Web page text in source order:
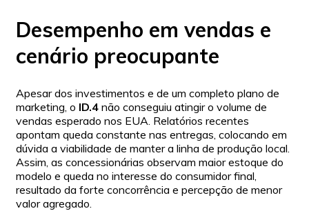
Desempenho em vendas e
cenário preocupante
Apesar dos investimentos e de um completo plano de
marketing, o ID.4 não conseguiu atingir o volume de
vendas esperado nos EUA. Relatórios recentes
apontam queda constante nas entregas, colocando em
dúvida a viabilidade de manter a linha de produção local.
Assim, as concessionárias observam maior estoque do
modelo e queda no interesse do consumidor final,
resultado da forte concorrência e percepção de menor
valor agregado.